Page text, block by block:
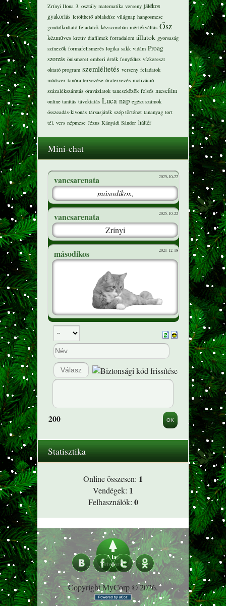
Zrínyi Ilona 3. osztály matematika verseny játékos
gyakorlás letölthető ablakdísz világnap hangosmese
gondolkodtató feladatok kézszorobán mértékváltás Ősz
kézműves kretív diafilmek forradalom állatok gyorsaság
színezők formafelismerés logika sakk vidám Proag
szorzás önismeret emberi érték fenyődísz vízkereszt
oktató program szemléltetés verseny feladatok
módszer tanóra tervezése óratervezés motiváció
százalékszámtás óravázlatok taneszközök felsős mesefilm
online tanítás távoktatás Luca nap egész számok
összeadás-kivonás társasjáték szép történet tananyag tort
tél. vers népmese Jézus Kányádi Sándor háttér
Mini-chat
200
Statisztika
Online összesen: 1
Vendégek: 1
Felhasználók: 0
Copyright MyCorp © 2026.